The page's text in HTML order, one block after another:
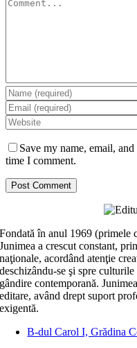
Save my name, email,
time I comment.
Fondată în anul 1969 (primele
Junimea a crescut constant,
naţionale, acordând atenţie
deschizându-se şi spre
gândire contemporană.
editare, având drept suport
exigentă.
B-dul Carol I, Grădina